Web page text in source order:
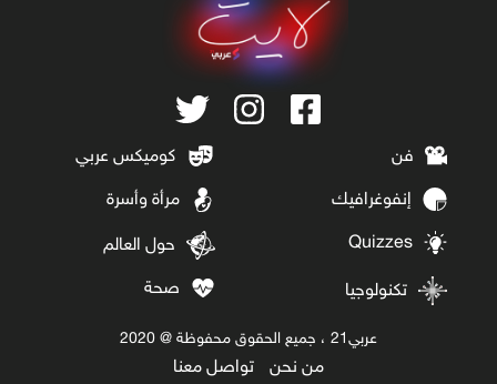
فن كوميكس عربي
إنفوغرافيك مرأة وأسرة
Quizzes حول العالم
تكنولوجيا صحة
عربي21 ، جميع الحقوق محفوظة @ 2020
من نحن تواصل معنا